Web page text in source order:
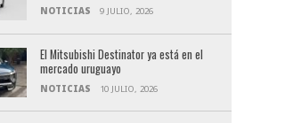
NOTICIAS 9 JULIO, 2026
El Mitsubishi Destinator ya está en el
mercado uruguayo
NOTICIAS 10 JULIO, 2026